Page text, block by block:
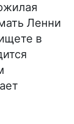
Ленни
в